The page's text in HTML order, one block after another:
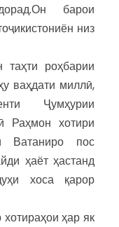
барои
низ
таҳти роҳбарии
ваҳдати миллӣ,
Ҷумҳурии
Раҳмон хотири
Ватаниро пос
ҳаёт ҳастанд
хоса қарор
ҳар як